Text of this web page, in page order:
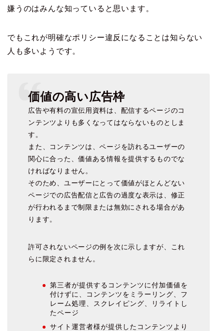
嫌うのはみんな知っていると思います。
でもこれが明確なポリシー違反になることは知らない
人も多いようです。
価値の高い広告枠
広告や有料の宣伝用資料は、配信するページのコ
ンテンツよりも多くなってはならないものとしま
す。
また、コンテンツは、ページを訪れるユーザーの
関心に合った、価値ある情報を提供するものでな
ければなりません。
そのため、ユーザーにとって価値がほとんどない
ページでの広告配信と広告の過度な表示は、修正
が行われるまで制限または無効にされる場合があ
ります。
許可されないページの例を次に示しますが、これ
らに限定されません。
第三者が提供するコンテンツに付加価値を
付けずに、コンテンツをミラーリング、フ
レーム処理、スクレイピング、リライトし
たページ
サイト運営者様が提供したコンテンツより